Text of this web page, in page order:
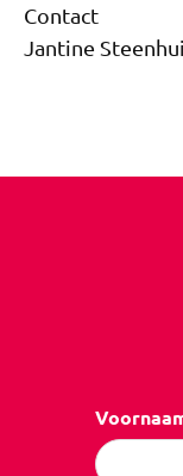
Contact
Jantine